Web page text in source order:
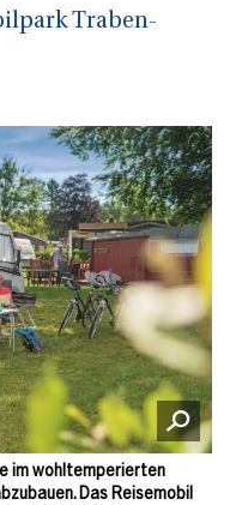
Traben-
im wohltemperierten
Das Reisemobil